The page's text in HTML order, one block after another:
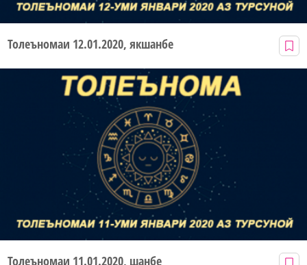
Толеъномаи 12.01.2020, якшанбе
Толеъномаи 11.01.2020, шанбе